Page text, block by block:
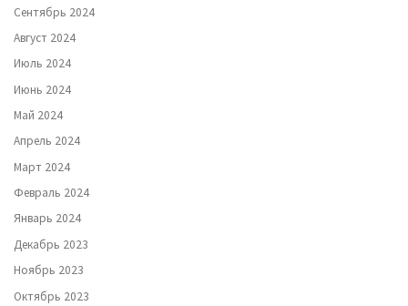
Сентябрь 2024
Август 2024
Июль 2024
Июнь 2024
Май 2024
Апрель 2024
Март 2024
Февраль 2024
Январь 2024
Декабрь 2023
Ноябрь 2023
Октябрь 2023